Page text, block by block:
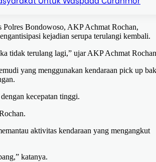
Bondowoso, AKP Achmat Rochan,
kejadian serupa terulangi kembali.
tidak terulang lagi,” ujar AKP Achmat
yang menggunakan kendaraan pick up bak
kecepatan tinggi.
aktivitas kendaraan yang mengangkut
katanya.